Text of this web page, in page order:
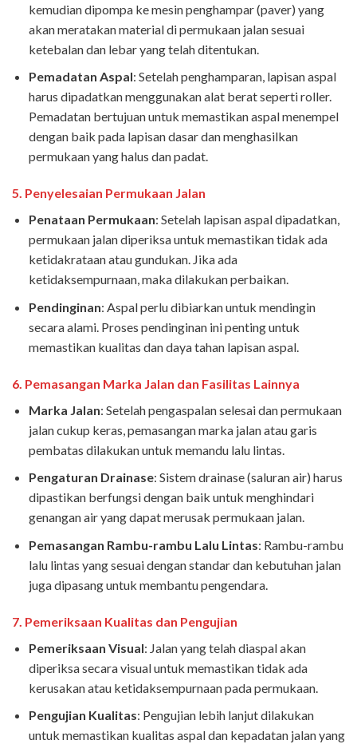
kemudian dipompa ke mesin penghampar (paver) yang
akan meratakan material di permukaan jalan sesuai
ketebalan dan lebar yang telah ditentukan.
Pemadatan Aspal: Setelah penghamparan, lapisan aspal
harus dipadatkan menggunakan alat berat seperti roller.
Pemadatan bertujuan untuk memastikan aspal menempel
dengan baik pada lapisan dasar dan menghasilkan
permukaan yang halus dan padat.
5. Penyelesaian Permukaan Jalan
Penataan Permukaan: Setelah lapisan aspal dipadatkan,
permukaan jalan diperiksa untuk memastikan tidak ada
ketidakrataan atau gundukan. Jika ada
ketidaksempurnaan, maka dilakukan perbaikan.
Pendinginan: Aspal perlu dibiarkan untuk mendingin
secara alami. Proses pendinginan ini penting untuk
memastikan kualitas dan daya tahan lapisan aspal.
6. Pemasangan Marka Jalan dan Fasilitas Lainnya
Marka Jalan: Setelah pengaspalan selesai dan permukaan
jalan cukup keras, pemasangan marka jalan atau garis
pembatas dilakukan untuk memandu lalu lintas.
Pengaturan Drainase: Sistem drainase (saluran air) harus
dipastikan berfungsi dengan baik untuk menghindari
genangan air yang dapat merusak permukaan jalan.
Pemasangan Rambu-rambu Lalu Lintas: Rambu-rambu
lalu lintas yang sesuai dengan standar dan kebutuhan jalan
juga dipasang untuk membantu pengendara.
7. Pemeriksaan Kualitas dan Pengujian
Pemeriksaan Visual: Jalan yang telah diaspal akan
diperiksa secara visual untuk memastikan tidak ada
kerusakan atau ketidaksempurnaan pada permukaan.
Pengujian Kualitas: Pengujian lebih lanjut dilakukan
untuk memastikan kualitas aspal dan kepadatan jalan yang